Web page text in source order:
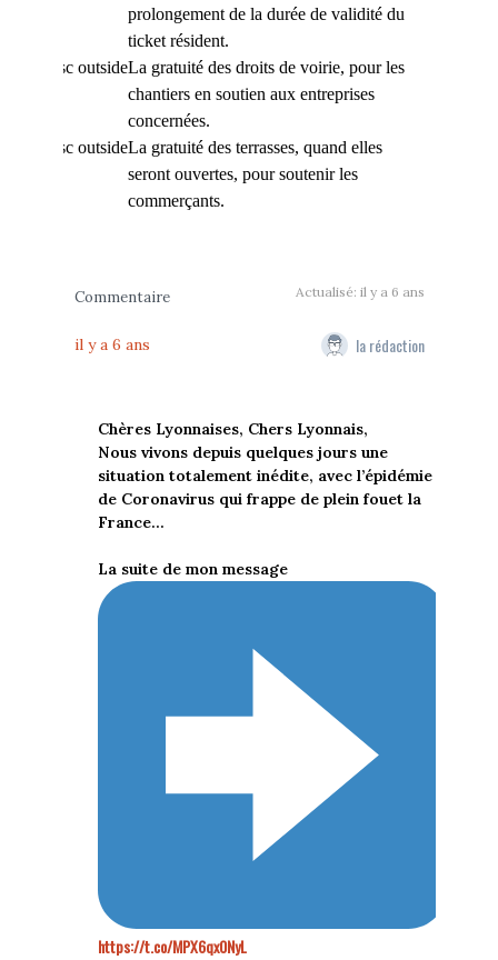
prolongement de la durée de validité du
ticket résident.
La gratuité des droits de voirie, pour les
chantiers en soutien aux entreprises
concernées.
La gratuité des terrasses, quand elles
seront ouvertes, pour soutenir les
commerçants.
Actualisé: il y a 6 ans
Commentaire
il y a 6 ans la rédaction
Chères Lyonnaises, Chers Lyonnais,
Nous vivons depuis quelques jours une
situation totalement inédite, avec l’épidémie
de Coronavirus qui frappe de plein fouet la
France...
La suite de mon message
https://t.co/MPX6qx0NyL